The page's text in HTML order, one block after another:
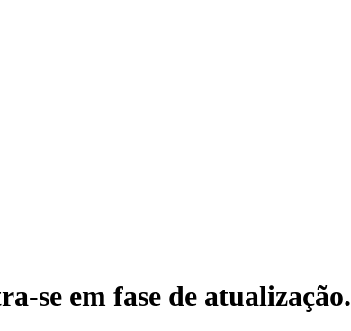
se em fase de atualização.